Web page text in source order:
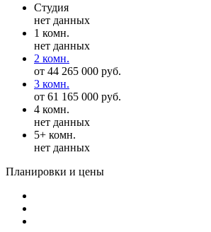
Студия
нет данных
1 комн.
нет данных
2 комн.
от 44 265 000 руб.
3 комн.
от 61 165 000 руб.
4 комн.
нет данных
5+ комн.
нет данных
Планировки и цены